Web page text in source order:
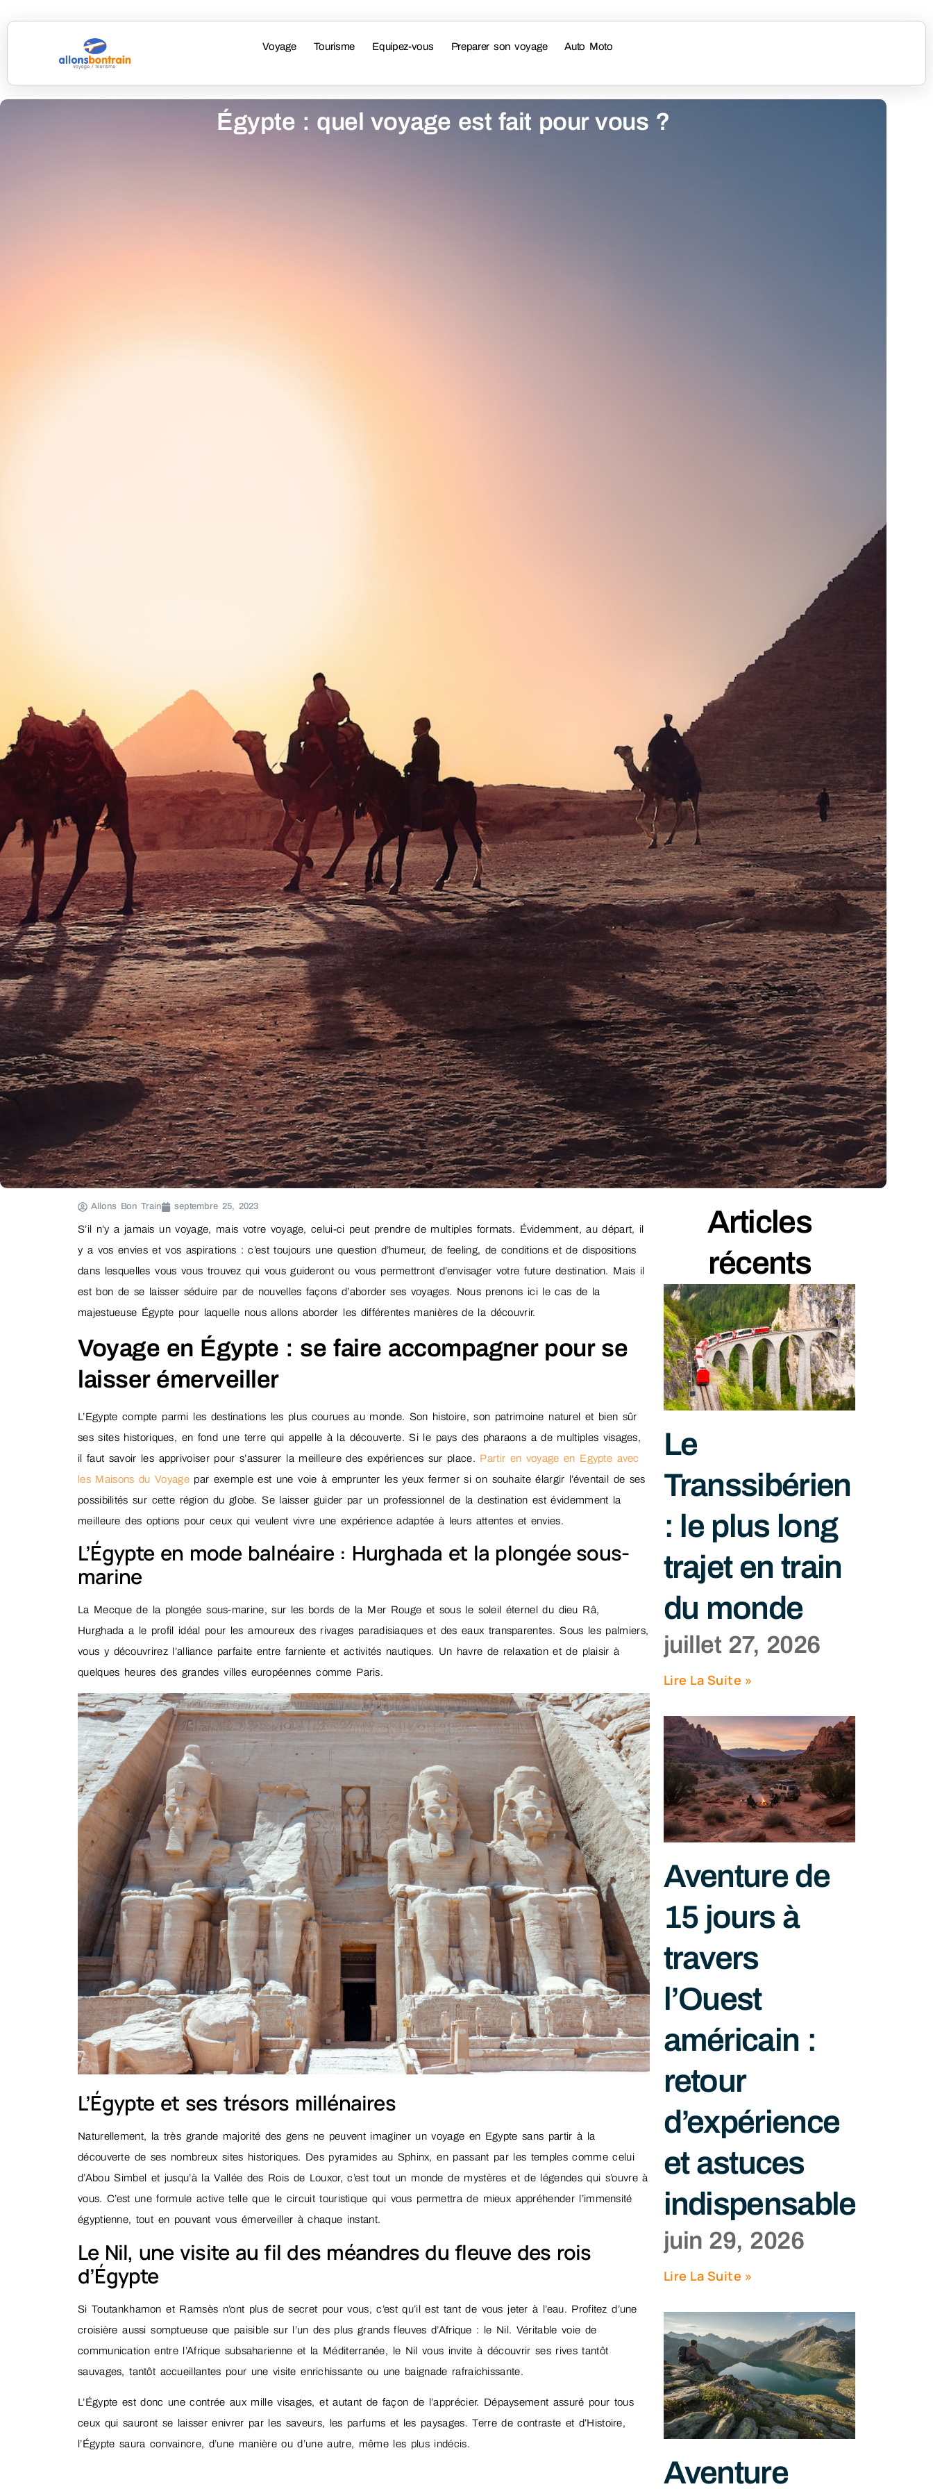
Voyage Tourisme Equipez-vous Preparer son voyage Auto Moto
Égypte : quel voyage est fait pour vous ?
Allons Bon Train septembre 25, 2023
S’il n’y a jamais un voyage, mais votre voyage, celui-ci peut prendre de multiples formats. Évidemment, au départ, il
y a vos envies et vos aspirations : c’est toujours une question d’humeur, de feeling, de conditions et de dispositions
dans lesquelles vous vous trouvez qui vous guideront ou vous permettront d’envisager votre future destination. Mais il
est bon de se laisser séduire par de nouvelles façons d’aborder ses voyages. Nous prenons ici le cas de la
majestueuse Égypte pour laquelle nous allons aborder les différentes manières de la découvrir.
Voyage en Égypte : se faire accompagner pour se
laisser émerveiller
L’Egypte compte parmi les destinations les plus courues au monde. Son histoire, son patrimoine naturel et bien sûr
ses sites historiques, en fond une terre qui appelle à la découverte. Si le pays des pharaons a de multiples visages,
il faut savoir les apprivoiser pour s’assurer la meilleure des expériences sur place. Partir en voyage en Egypte avec
les Maisons du Voyagepar exemple est une voie à emprunter les yeux fermer si on souhaite élargir l’éventail de ses
possibilités sur cette région du globe. Se laisser guider par un professionnel de la destination est évidemment la
meilleure des options pour ceux qui veulent vivre une expérience adaptée à leurs attentes et envies.
L’Égypte en mode balnéaire : Hurghada et la plongée sous-
marine
La Mecque de la plongée sous-marine, sur les bords de la Mer Rouge et sous le soleil éternel du dieu Râ,
Hurghada a le profil idéal pour les amoureux des rivages paradisiaques et des eaux transparentes. Sous les palmiers,
vous y découvrirez l’alliance parfaite entre farniente et activités nautiques. Un havre de relaxation et de plaisir à
quelques heures des grandes villes européennes comme Paris.
L’Égypte et ses trésors millénaires
Naturellement, la très grande majorité des gens ne peuvent imaginer un voyage en Egypte sans partir à la
découverte de ses nombreux sites historiques. Des pyramides au Sphinx, en passant par les temples comme celui
d’Abou Simbel et jusqu’à la Vallée des Rois de Louxor, c’est tout un monde de mystères et de légendes qui s’ouvre à
vous. C’est une formule active telle que le circuit touristique qui vous permettra de mieux appréhender l’immensité
égyptienne, tout en pouvant vous émerveiller à chaque instant.
Le Nil, une visite au fil des méandres du fleuve des rois
d’Égypte
Si Toutankhamon et Ramsès n’ont plus de secret pour vous, c’est qu’il est tant de vous jeter à l’eau. Profitez d’une
croisière aussi somptueuse que paisible sur l’un des plus grands fleuves d’Afrique : le Nil. Véritable voie de
communication entre l’Afrique subsaharienne et la Méditerranée, le Nil vous invite à découvrir ses rives tantôt
sauvages, tantôt accueillantes pour une visite enrichissante ou une baignade rafraichissante.
L’Égypte est donc une contrée aux mille visages, et autant de façon de l’apprécier. Dépaysement assuré pour tous
ceux qui sauront se laisser enivrer par les saveurs, les parfums et les paysages. Terre de contraste et d’Histoire,
l’Égypte saura convaincre, d’une manière ou d’une autre, même les plus indécis.
Articles
récents
Le
Transsibérien
: le plus long
trajet en train
du monde
juillet 27, 2026
Lire La Suite »
Aventure de
15 jours à
travers
l’Ouest
américain :
retour
d’expérience
et astuces
indispensables
juin 29, 2026
Lire La Suite »
Aventure